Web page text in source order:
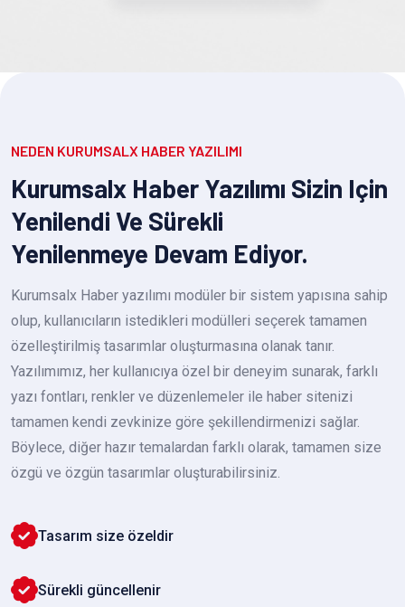
NEDEN KURUMSALX HABER YAZILIMI
Kurumsalx Haber Yazılımı Sizin Için
Yenilendi Ve Sürekli
Yenilenmeye Devam Ediyor.
Kurumsalx Haber yazılımı modüler bir sistem yapısına sahip
olup, kullanıcıların istedikleri modülleri seçerek tamamen
özelleştirilmiş tasarımlar oluşturmasına olanak tanır.
Yazılımımız, her kullanıcıya özel bir deneyim sunarak, farklı
yazı fontları, renkler ve düzenlemeler ile haber sitenizi
tamamen kendi zevkinize göre şekillendirmenizi sağlar.
Böylece, diğer hazır temalardan farklı olarak, tamamen size
özgü ve özgün tasarımlar oluşturabilirsiniz.
Tasarım size özeldir
Sürekli güncellenir